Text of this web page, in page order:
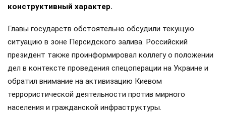
конструктивный характер.
Главы государств обстоятельно обсудили текущую
ситуацию в зоне Персидского залива. Российский
президент также проинформировал коллегу о положении
дел в контексте проведения спецоперации на Украине и
обратил внимание на активизацию Киевом
террористической деятельности против мирного
населения и гражданской инфраструктуры.